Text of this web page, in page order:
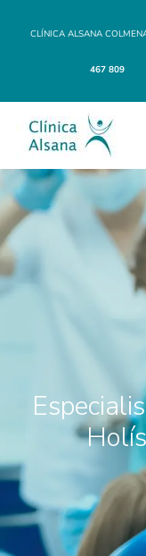
CLÍNICA ALSANA
467 809